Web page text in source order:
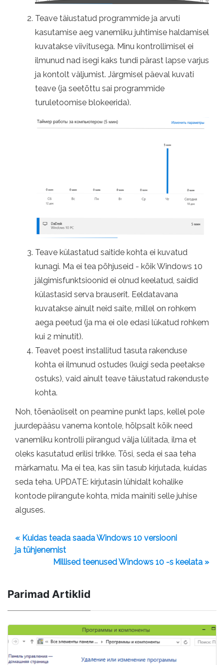
Teave täiustatud programmide ja arvuti
kasutamise aeg vanemliku juhtimise haldamisel
kuvatakse viivitusega. Minu kontrollimisel ei
ilmunud nad isegi kaks tundi pärast lapse varjus
ja kontolt väljumist. Järgmisel päeval kuvati
teave (ja seetõttu sai programmide
turuletoomise blokeerida).
Teave külastatud saitide kohta ei kuvatud
kunagi. Ma ei tea põhjuseid - kõik Windows 10
jälgimisfunktsioonid ei olnud keelatud, saidid
külastasid serva brauserit. Eeldatavana
kuvatakse ainult neid saite, millel on rohkem
aega peetud (ja ma ei ole edasi lükatud rohkem
kui 2 minutit).
Teavet poest installitud tasuta rakenduse
kohta ei ilmunud ostudes (kuigi seda peetakse
ostuks), vaid ainult teave täiustatud rakenduste
kohta.
Noh, tõenäoliselt on peamine punkt laps, kellel pole
juurdepääsu vanema kontole, hõlpsalt kõik need
vanemliku kontrolli piirangud välja lülitada, ilma et
oleks kasutatud erilisi trikke. Tõsi, seda ei saa teha
märkamatu. Ma ei tea, kas siin tasub kirjutada, kuidas
seda teha. UPDATE: kirjutasin lühidalt kohalike
kontode piirangute kohta, mida mainiti selle juhise
alguses.
« Kuidas teada saada Windows 10 versiooni
ja tühjenemist
Millised teenused Windows 10 -s keelata »
Parimad Artiklid